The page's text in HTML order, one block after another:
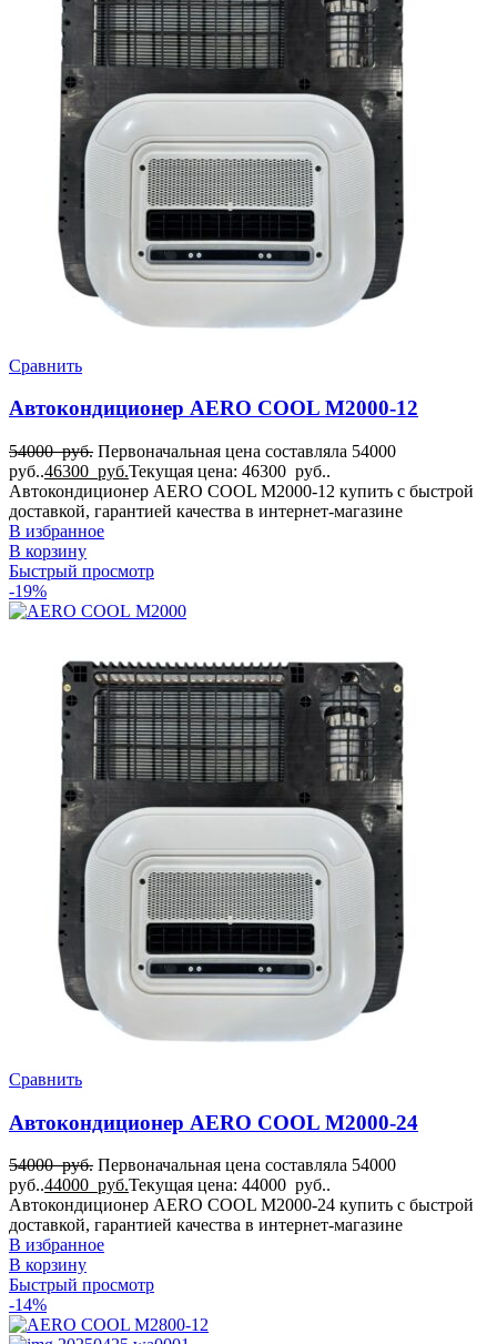
Сравнить
Автокондиционер AERO COOL M2000-12
54000руб. Первоначальная цена составляла 54000
руб..46300 руб.Текущая цена: 46300 руб..
Автокондиционер AERO COOL M2000-12 купить с быстрой
доставкой, гарантией качества в интернет-магазине
В избранное
В корзину
Быстрый просмотр
-19%
Сравнить
Автокондиционер AERO COOL M2000-24
54000руб. Первоначальная цена составляла 54000
руб..44000 руб.Текущая цена: 44000 руб..
Автокондиционер AERO COOL M2000-24 купить с быстрой
доставкой, гарантией качества в интернет-магазине
В избранное
В корзину
Быстрый просмотр
-14%